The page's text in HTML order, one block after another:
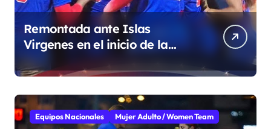
Remontada ante Islas
Virgenes en el inicio de la
Super Ronda
Equipos Nacionales Mujer Adulto / Women Team